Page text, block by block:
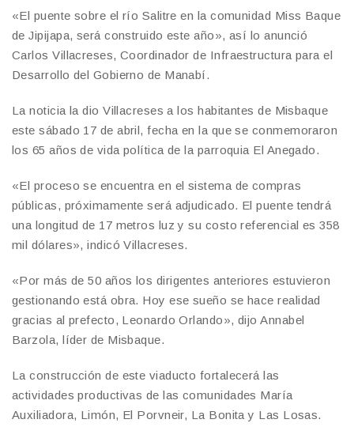
«El puente sobre el río Salitre en la comunidad Miss Baque
de Jipijapa, será construido este año», así lo anunció
Carlos Villacreses, Coordinador de Infraestructura para el
Desarrollo del Gobierno de Manabí.
La noticia la dio Villacreses a los habitantes de Misbaque
este sábado 17 de abril, fecha en la que se conmemoraron
los 65 años de vida política de la parroquia El Anegado.
«El proceso se encuentra en el sistema de compras
públicas, próximamente será adjudicado. El puente tendrá
una longitud de 17 metros luz y su costo referencial es 358
mil dólares», indicó Villacreses.
«Por más de 50 años los dirigentes anteriores estuvieron
gestionando está obra. Hoy ese sueño se hace realidad
gracias al prefecto, Leonardo Orlando», dijo Annabel
Barzola, líder de Misbaque.
La construcción de este viaducto fortalecerá las
actividades productivas de las comunidades María
Auxiliadora, Limón, El Porvneir, La Bonita y Las Losas.